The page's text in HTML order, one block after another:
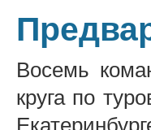
Восемь
круга по